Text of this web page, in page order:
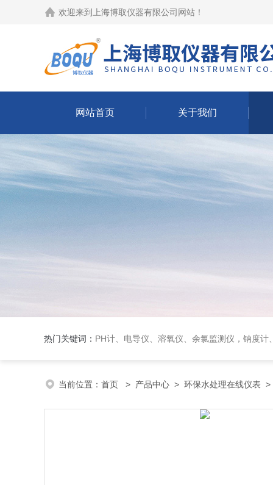
欢迎来到 上海博取仪器有限公司网站 ！
网站首页 关于我们
热门关键词： PH计、电导仪、溶氧仪、余氯监测仪，钠度计、酸碱浓度计、
当前位置： 首页 > 产品中心 > 环保水处理在线仪表